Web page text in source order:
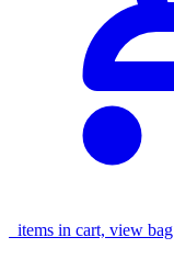
items in cart, view bag